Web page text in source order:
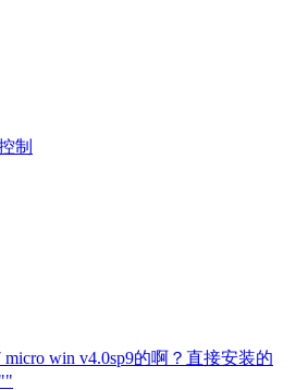
制
micro win v4.0sp9的啊？直接安装的